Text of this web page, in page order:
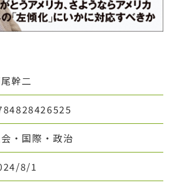
幹二
・国際・政治
8/1